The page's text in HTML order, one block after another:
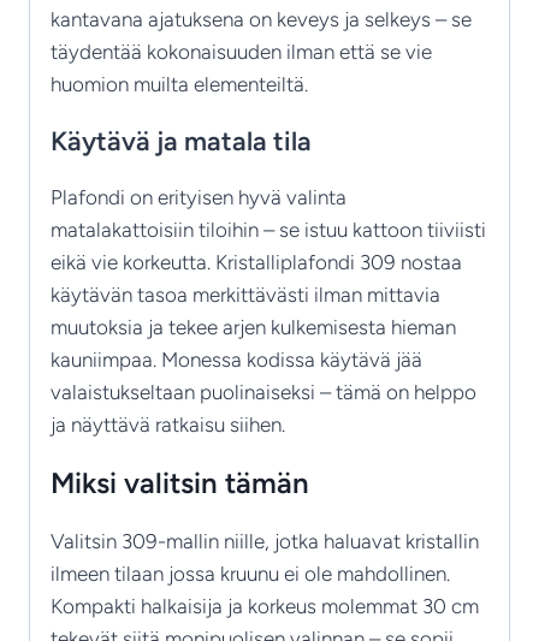
kantavana ajatuksena on keveys ja selkeys – se
täydentää kokonaisuuden ilman että se vie
huomion muilta elementeiltä.
Käytävä ja matala tila
Plafondi on erityisen hyvä valinta
matalakattoisiin tiloihin – se istuu kattoon tiiviisti
eikä vie korkeutta. Kristalliplafondi 309 nostaa
käytävän tasoa merkittävästi ilman mittavia
muutoksia ja tekee arjen kulkemisesta hieman
kauniimpaa. Monessa kodissa käytävä jää
valaistukseltaan puolinaiseksi – tämä on helppo
ja näyttävä ratkaisu siihen.
Miksi valitsin tämän
Valitsin 309-mallin niille, jotka haluavat kristallin
ilmeen tilaan jossa kruunu ei ole mahdollinen.
Kompakti halkaisija ja korkeus molemmat 30 cm